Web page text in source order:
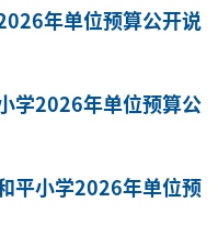
年单位预算公开说
学2026年单位预算公
平小学2026年单位预